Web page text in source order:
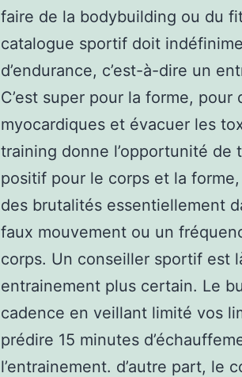
faire de la bodybuilding ou du
catalogue sportif doit
d’endurance, c’est-à-dire un
C’est super pour la forme,
myocardiques et évacuer les
training donne l’opportunité
positif pour le corps et la
des brutalités essentiellement
faux mouvement ou un
corps. Un conseiller sportif est
entrainement plus certain. Le
cadence en veillant limité vos
prédire 15 minutes
l’entrainement. d’autre part, le